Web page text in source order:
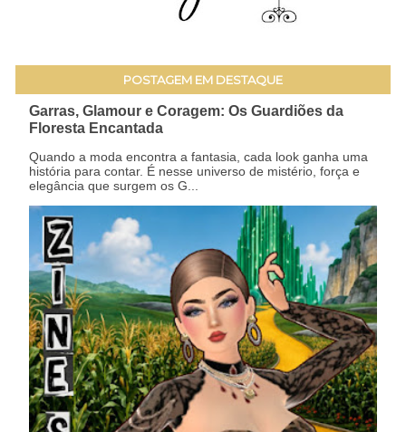
POSTAGEM EM DESTAQUE
Garras, Glamour e Coragem: Os Guardiões da
Floresta Encantada
Quando a moda encontra a fantasia, cada look ganha uma
história para contar. É nesse universo de mistério, força e
elegância que surgem os G...